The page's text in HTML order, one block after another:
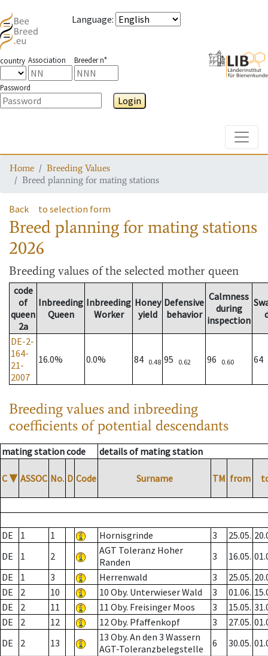
Language:
country Association Breeder n°
Password
Login
Home
Breeding Values
Breed planning for mating stations
Back to selection form
Breed planning for mating stations
2026
Breeding values of the selected mother queen
code
of
queen
2a
Inbreeding
Queen
Inbreeding
Worker
Honey
yield
Defensive
behavior
Calmness
during
inspection
DE-2-
164-
21-
2007
16.0% 0.0% 84 0.48 95 0.62 96 0.60 64
Breeding values and inbreeding
coefficients of potential descendants
mating station code details of mating station
C ▼ ASSOC No. D Code Surname TM from
DE 1 1 Hornisgrinde 3 25.05.
DE
1 2
AGT Toleranz Hoher
Randen
3 16.05.
DE
1 3 Herrenwald 3 25.05.
DE
2 10 10 Oby. Unterwieser Wald 3 01.06.
DE
2 11 11 Oby. Freisinger Moos 3 15.05.
DE
2 12 12 Oby. Pfaffenkopf 3 27.05.
DE
2 13
13 Oby. An den 3 Wassern
AGT-Toleranzbelegstelle
6 30.05.